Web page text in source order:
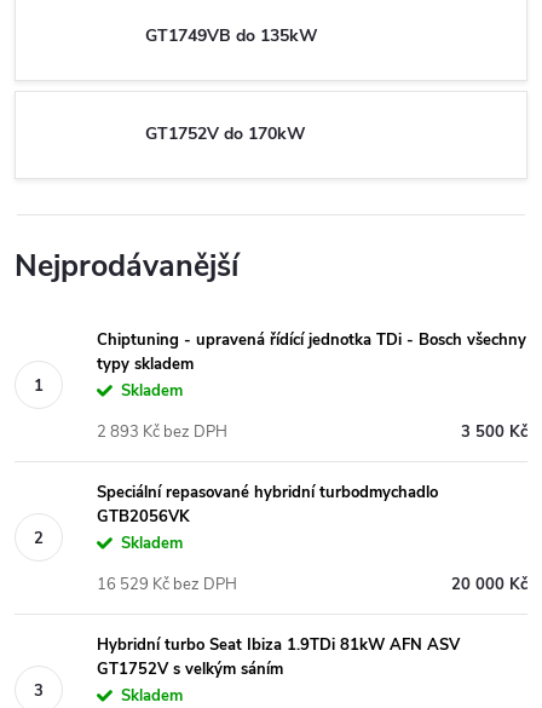
GT1749VB do 135kW
GT1752V do 170kW
Nejprodávanější
Chiptuning - upravená řídící jednotka TDi - Bosch všechny
typy skladem
Skladem
3 500 Kč
2 893 Kč bez DPH
Speciální repasované hybridní turbodmychadlo
GTB2056VK
Skladem
20 000 Kč
16 529 Kč bez DPH
Hybridní turbo Seat Ibiza 1.9TDi 81kW AFN ASV
GT1752V s velkým sáním
Skladem